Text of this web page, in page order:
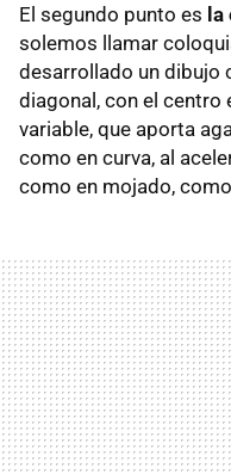
El segundo punto es la
solemos llamar
desarrollado un dibujo
diagonal, con el centro
variable, que aporta
como en curva, al
como en mojado,